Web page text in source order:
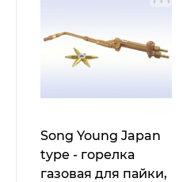
Song Young Japan
type - горелка
газовая для пайки,